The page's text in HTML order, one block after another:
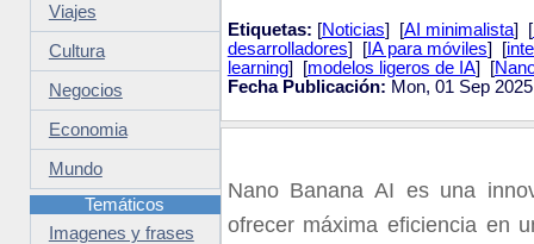
Etiquetas: [Noticias] [AI minimalista] [
desarrolladores] [IA para móviles] [
learning] [modelos ligeros de IA] [
Fecha Publicación: Mon, 01 Sep
Nano Banana AI es una
ofrecer máxima eficiencia en
Viajes
Cultura
Negocios
Economia
Mundo
Temáticos
Imagenes y frases